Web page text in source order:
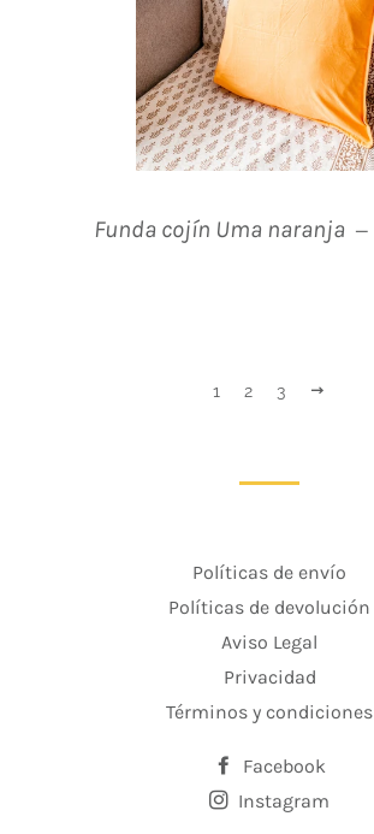
Funda cojín Uma naranja —
1 2 3
Políticas de envío
Políticas de devolución
Aviso Legal
Privacidad
Términos y condiciones
Facebook
Instagram